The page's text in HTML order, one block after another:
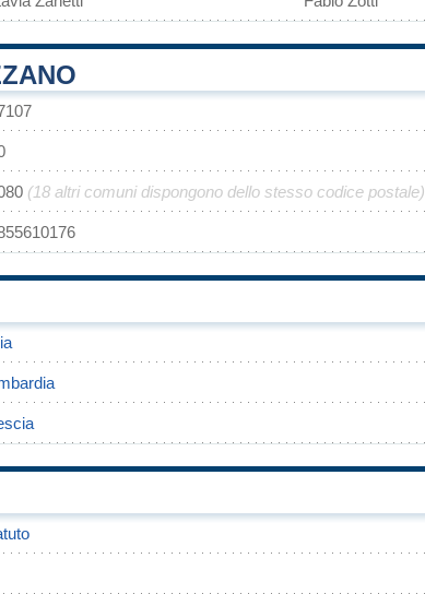
(18 altri comuni dispongono dello stesso codice postale)